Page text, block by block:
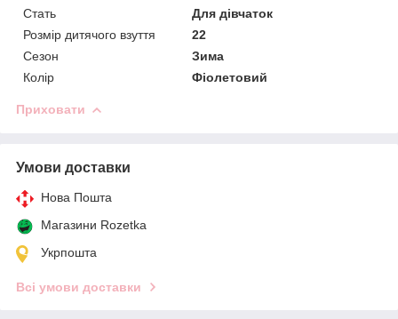
Стать
Для дівчаток
Розмір дитячого взуття
22
Сезон
Зима
Колір
Фіолетовий
Приховати
Умови доставки
Нова Пошта
Магазини Rozetka
Укрпошта
Всі умови доставки